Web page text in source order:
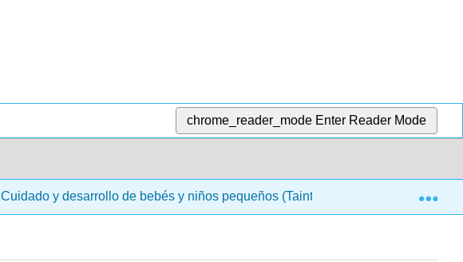
chrome_reader_mode Enter Reader Mode
Cuidado y desarrollo de bebés y niños pequeños (Taintor y LaMarr)